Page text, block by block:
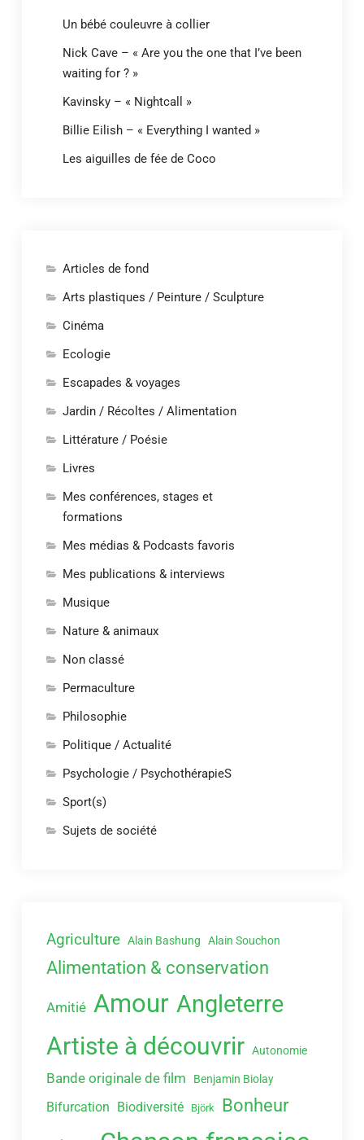
Un bébé couleuvre à collier
Nick Cave – « Are you the one that I’ve been
waiting for ? »
Kavinsky – « Nightcall »
Billie Eilish – « Everything I wanted »
Les aiguilles de fée de Coco
Articles de fond
Arts plastiques / Peinture / Sculpture
Cinéma
Ecologie
Escapades & voyages
Jardin / Récoltes / Alimentation
Littérature / Poésie
Livres
Mes conférences, stages et
formations
Mes médias & Podcasts favoris
Mes publications & interviews
Musique
Nature & animaux
Non classé
Permaculture
Philosophie
Politique / Actualité
Psychologie / PsychothérapieS
Sport(s)
Sujets de société
Agriculture Alain Bashung Alain Souchon
Alimentation & conservation
Amitié Amour Angleterre
Artiste à découvrir Autonomie
Bande originale de film Benjamin Biolay
Bifurcation Biodiversité Björk Bonheur